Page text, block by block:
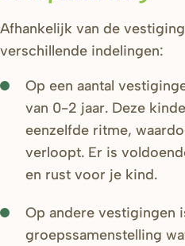
Afhankelijk van de
verschillende indelingen:
Op een aantal
van 0-2 jaar. Deze
eenzelfde ritme,
verloopt. Er is
en rust voor je kind.
Op andere vestigingen
groepssamenstelling